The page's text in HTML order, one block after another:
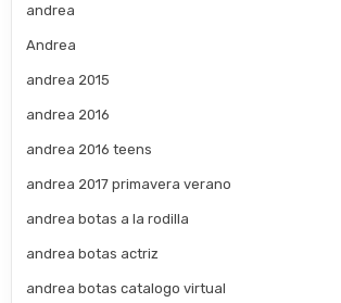
andrea
Andrea
andrea 2015
andrea 2016
andrea 2016 teens
andrea 2017 primavera verano
andrea botas a la rodilla
andrea botas actriz
andrea botas catalogo virtual